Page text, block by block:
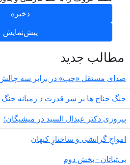
جدید
مستقل «چپ» در برابر سه چالش:
جناح ها بر سر قدرت د رمیانە جنگ با
دکتر عبدال السید در میشیگان؛
گرانشی و ساختارِ کیهان
- بخش دوم